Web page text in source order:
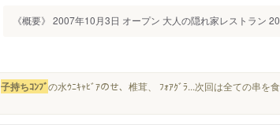
《概要》 2007年10月3日 オープン 大人の隠れ家レストラン
子持ちｺﾝﾌﾞの水ｳﾆｷｬﾋﾞｱのせ、椎茸、 ﾌｫｱｸﾞﾗ...次回は全ての串を